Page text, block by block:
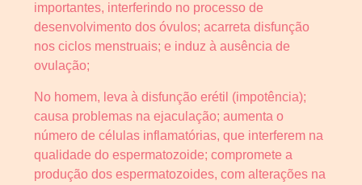
importantes, interferindo no processo de
desenvolvimento dos óvulos; acarreta disfunção
nos ciclos menstruais; e induz à ausência de
ovulação;
No homem, leva à disfunção erétil (impotência);
causa problemas na ejaculação; aumenta o
número de células inflamatórias, que interferem na
qualidade do espermatozoide; compromete a
produção dos espermatozoides, com alterações na